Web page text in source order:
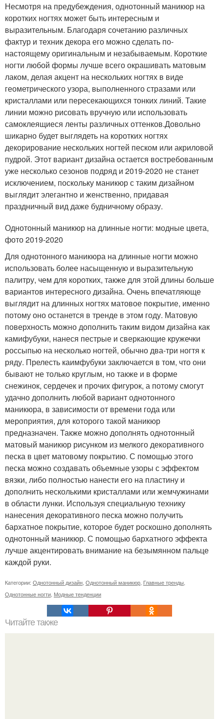
Несмотря на предубеждения, однотонный маникюр на
коротких ногтях может быть интересным и
выразительным. Благодаря сочетанию различных
фактур и техник декора его можно сделать по-
настоящему оригинальным и незабываемым. Короткие
ногти любой формы лучше всего окрашивать матовым
лаком, делая акцент на нескольких ногтях в виде
геометрического узора, выполненного стразами или
кристаллами или пересекающихся тонких линий. Такие
линии можно рисовать вручную или использовать
самоклеящиеся ленты различных оттенков.Довольно
шикарно будет выглядеть на коротких ногтях
декорирование нескольких ногтей песком или акриловой
пудрой. Этот вариант дизайна остается востребованным
уже несколько сезонов подряд и 2019-2020 не станет
исключением, поскольку маникюр с таким дизайном
выглядит элегантно и женственно, придавая
праздничный вид даже будничному образу.
Однотонный маникюр на длинные ногти: модные цвета,
фото 2019-2020
Для однотонного маникюра на длинные ногти можно
использовать более насыщенную и выразительную
палитру, чем для коротких, также для этой длины больше
вариантов интересного дизайна. Очень впечатляюще
выглядит на длинных ногтях матовое покрытие, именно
потому оно останется в тренде в этом году. Матовую
поверхность можно дополнить таким видом дизайна как
камифубуки, нанеся пестрые и сверкающие кружечки
россыпью на несколько ногтей, обычно два-три ногтя к
ряду. Прелесть каимфубуки заключается в том, что они
бывают не только круглым, но также и в форме
снежинок, сердечек и прочих фигурок, а потому смогут
удачно дополнить любой вариант однотонного
маникюра, в зависимости от времени года или
мероприятия, для которого такой маникюр
предназначен. Также можно дополнять однотонный
матовый маникюр рисунком из мелкого декоративного
песка в цвет матовому покрытию. С помощью этого
песка можно создавать объемные узоры с эффектом
вязки, либо полностью нанести его на пластину и
дополнить несколькими кристаллами или жемчужинами
в области лунки. Используя специальную технику
нанесения декоративного песка можно получить
бархатное покрытие, которое будет роскошно дополнять
однотонный маникюр. С помощью бархатного эффекта
лучше акцентировать внимание на безымянном пальце
каждой руки.
Категории: Однотонный дизайн Однотонный маникюр Главные тренды
Однотонные ногти Модные тенденции
Читайте также